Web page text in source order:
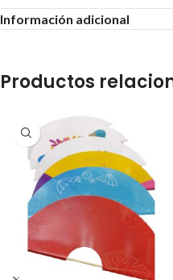
Información adicional
Productos